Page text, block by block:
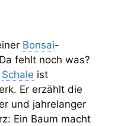
Bonsai-
fehlt noch was?
Schale ist
Er erzählt die
und jahrelanger
Ein Baum macht